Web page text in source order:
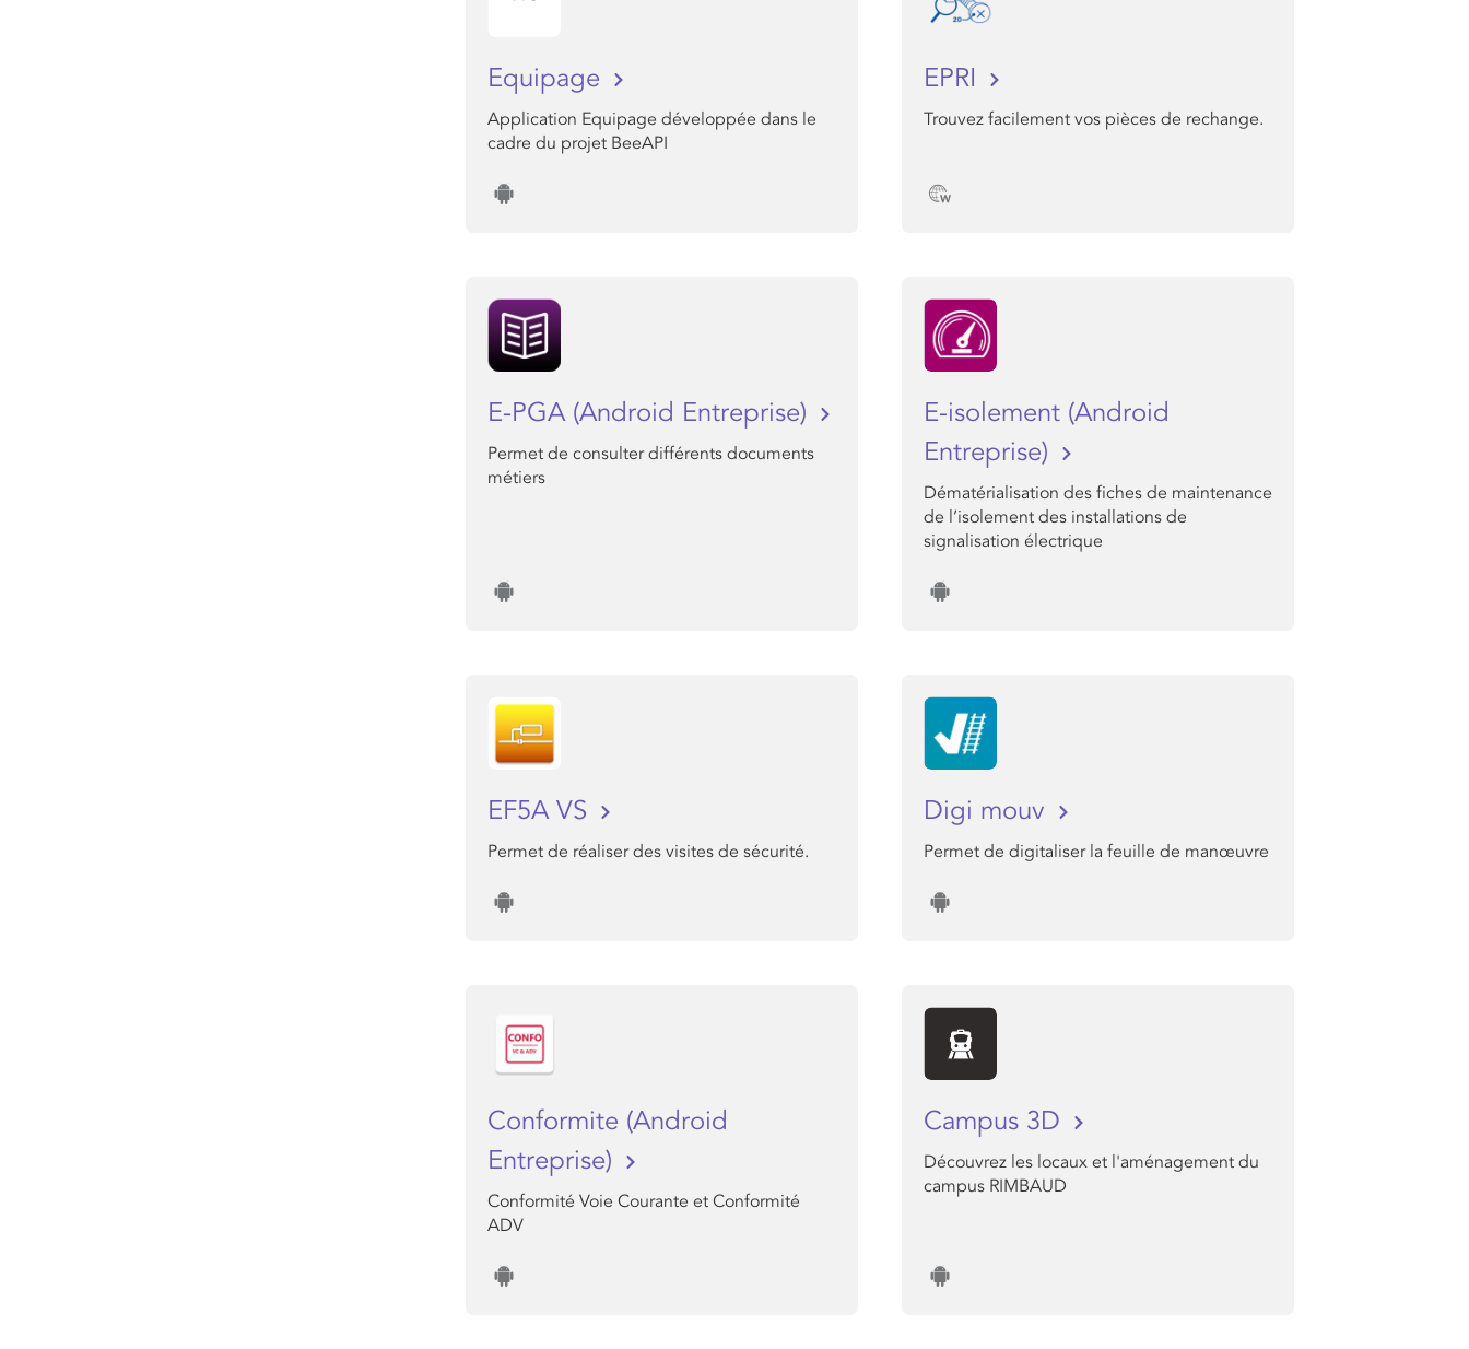
Equipage
Application Equipage développée dans le
cadre du projet BeeAPI
EPRI
Trouvez facilement vos pièces de rechange.
E-PGA (Android Entreprise)
Permet de consulter différents documents
métiers
E-isolement (Android
Entreprise)
Dématérialisation des fiches de maintenance
de l’isolement des installations de
signalisation électrique
EF5A VS
Permet de réaliser des visites de sécurité.
Digi mouv
Permet de digitaliser la feuille de manœuvre
Conformite (Android
Entreprise)
Conformité Voie Courante et Conformité
ADV
Campus 3D
Découvrez les locaux et l'aménagement du
campus RIMBAUD